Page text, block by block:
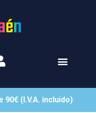
90€ (I.V.A. incluido)